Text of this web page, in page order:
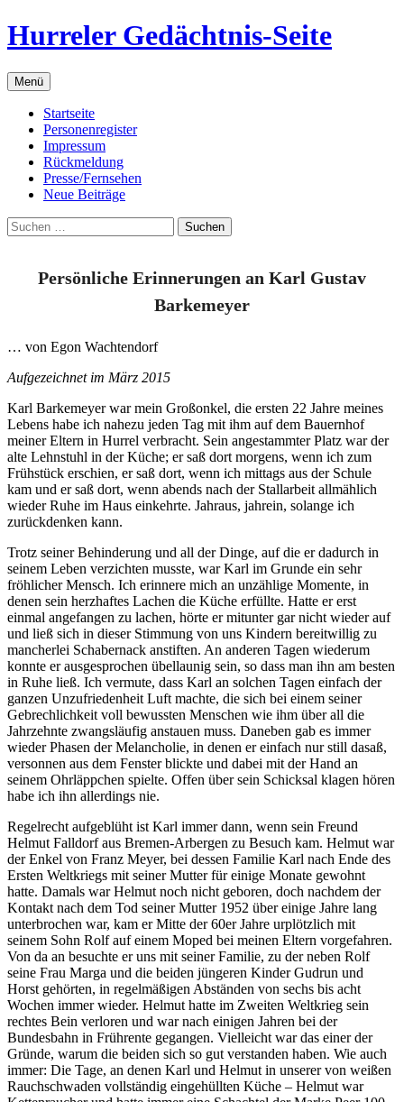
Zum
Inhalt
Hurreler Gedächtnis-Seite
Menü
Startseite
Personenregister
Impressum
Rückmeldung
Presse/Fernsehen
Neue Beiträge
Suchen
nach:
Persönliche Erinnerungen an Karl Gustav
Barkemeyer
… von Egon Wachtendorf
Aufgezeichnet im März 2015
Karl Barkemeyer war mein Großonkel, die ersten 22 Jahre meines
Lebens habe ich nahezu jeden Tag mit ihm auf dem Bauernhof
meiner Eltern in Hurrel verbracht. Sein angestammter Platz war der
alte Lehnstuhl in der Küche; er saß dort morgens, wenn ich zum
Frühstück erschien, er saß dort, wenn ich mittags aus der Schule
kam und er saß dort, wenn abends nach der Stallarbeit allmählich
wieder Ruhe im Haus einkehrte. Jahraus, jahrein, solange ich
zurückdenken kann.
Trotz seiner Behinderung und all der Dinge, auf die er dadurch in
seinem Leben verzichten musste, war Karl im Grunde ein sehr
fröhlicher Mensch. Ich erinnere mich an unzählige Momente, in
denen sein herzhaftes Lachen die Küche erfüllte. Hatte er erst
einmal angefangen zu lachen, hörte er mitunter gar nicht wieder auf
und ließ sich in dieser Stimmung von uns Kindern bereitwillig zu
mancherlei Schabernack anstiften. An anderen Tagen wiederum
konnte er ausgesprochen übellaunig sein, so dass man ihn am besten
in Ruhe ließ. Ich vermute, dass Karl an solchen Tagen einfach der
ganzen Unzufriedenheit Luft machte, die sich bei einem seiner
Gebrechlichkeit voll bewussten Menschen wie ihm über all die
Jahrzehnte zwangsläufig anstauen muss. Daneben gab es immer
wieder Phasen der Melancholie, in denen er einfach nur still dasaß,
versonnen aus dem Fenster blickte und dabei mit der Hand an
seinem Ohrläppchen spielte. Offen über sein Schicksal klagen hören
habe ich ihn allerdings nie.
Regelrecht aufgeblüht ist Karl immer dann, wenn sein Freund
Helmut Falldorf aus Bremen-Arbergen zu Besuch kam. Helmut war
der Enkel von Franz Meyer, bei dessen Familie Karl nach Ende des
Ersten Weltkriegs mit seiner Mutter für einige Monate gewohnt
hatte. Damals war Helmut noch nicht geboren, doch nachdem der
Kontakt nach dem Tod seiner Mutter 1952 über einige Jahre lang
unterbrochen war, kam er Mitte der 60er Jahre urplötzlich mit
seinem Sohn Rolf auf einem Moped bei meinen Eltern vorgefahren.
Von da an besuchte er uns mit seiner Familie, zu der neben Rolf
seine Frau Marga und die beiden jüngeren Kinder Gudrun und
Horst gehörten, in regelmäßigen Abständen von sechs bis acht
Wochen immer wieder. Helmut hatte im Zweiten Weltkrieg sein
rechtes Bein verloren und war nach einigen Jahren bei der
Bundesbahn in Frührente gegangen. Vielleicht war das einer der
Gründe, warum die beiden sich so gut verstanden haben. Wie auch
immer: Die Tage, an denen Karl und Helmut in unserer von weißen
Rauchschwaden vollständig eingehüllten Küche – Helmut war